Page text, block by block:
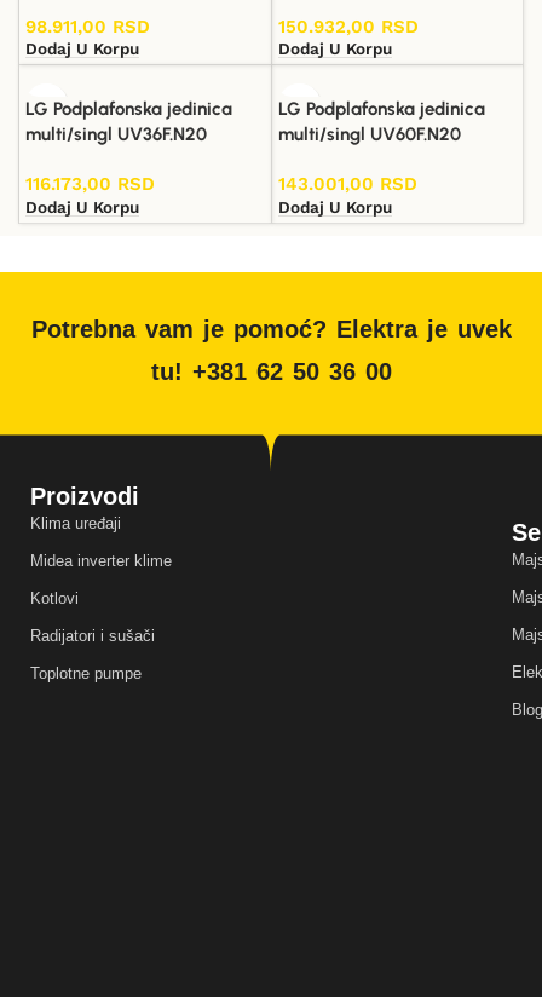
98.911,00 RSD
Dodaj U Korpu
150.932,00 RSD
Dodaj U Korpu
LG Podplafonska jedinica
multi/singl UV36F.N20
116.173,00 RSD
Dodaj U Korpu
LG Podplafonska jedinica
multi/singl UV60F.N20
143.001,00 RSD
Dodaj U Korpu
Potrebna vam je pomoć? Elektra je uvek
tu! +381 62 50 36 00
Proizvodi
Klima uređaji
Midea inverter klime
Kotlovi
Radijatori i sušači
Toplotne pumpe
Blog